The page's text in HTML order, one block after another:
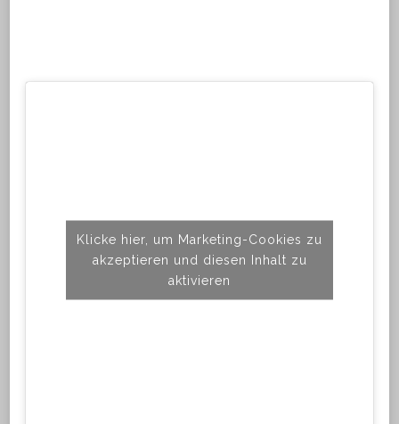
Klicke hier, um Marketing-Cookies zu
akzeptieren und diesen Inhalt zu
aktivieren